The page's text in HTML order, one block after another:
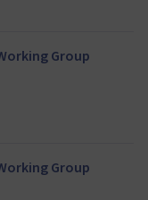
Group
Group